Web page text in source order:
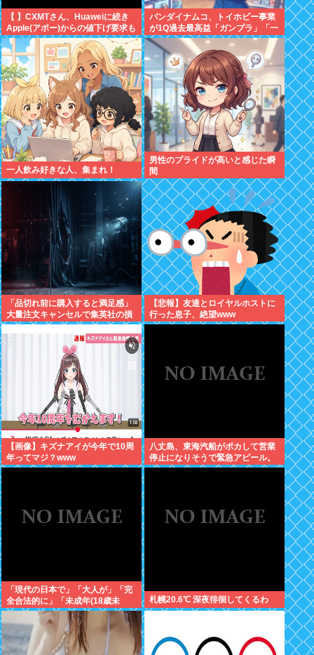
【 】CXMTさん、Huaweiに続き
Apple(アポー)からの値下げ要求も
拒否！！！半導体バボー継続
へ！！！
バンダイナムコ、トイホビー事業
が1Q過去最高益「ガンプラ」「一
番くじ」「トレカ」など大人向け
商材好調で
一人飲み好きな人、集まれ！
男性のプライドが高いと感じた瞬
間
「品切れ前に購入すると満足感」
大量注文キャンセルで集英社の損
失43億円 業務を妨害した疑いで
【悲報】友達とロイヤルホストに
行った息子、絶望www
【画像】キズナアイが今年で10周
年ってマジ？www
八丈島、東海汽船がポカして営業
停止になりそうで緊急アピール。
生活物資が届かなくなるかも。ア
「現代の日本で」「大人が」「完
全合法的に」「未成年(18歳未
満)」と性行為をする方法ってある
の？
札幌20.6℃ 深夜徘徊してくるわ